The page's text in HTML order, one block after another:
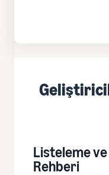
Listeleme
Rehberi